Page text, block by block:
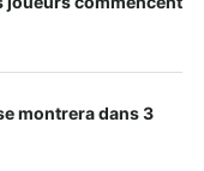
montrera dans 3